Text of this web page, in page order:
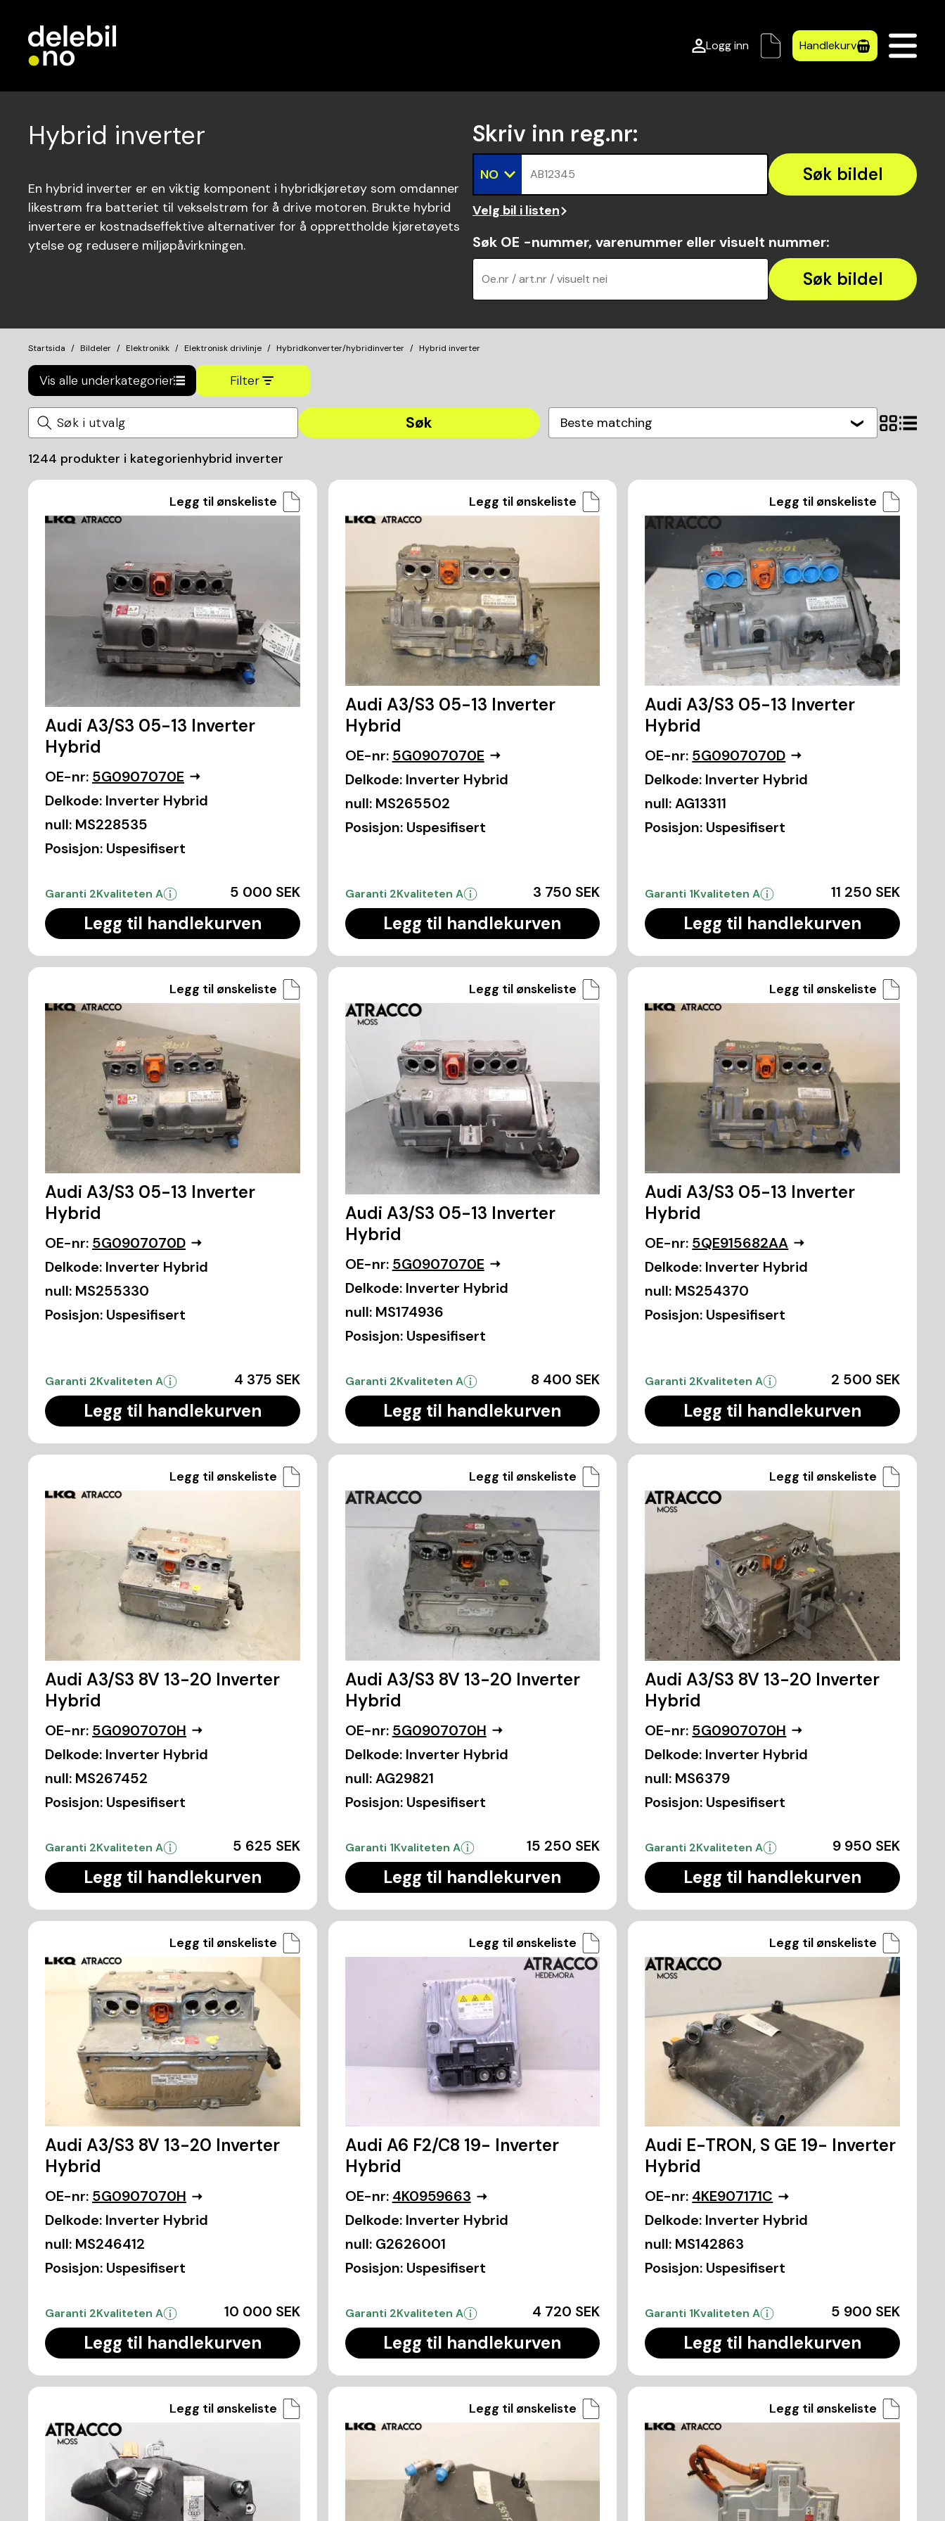
Logg inn Handlekurv
Hybrid inverter
En hybrid inverter er en viktig komponent i hybridkjøretøy som omdanner
likestrøm fra batteriet til vekselstrøm for å drive motoren. Brukte hybrid
invertere er kostnadseffektive alternativer for å opprettholde kjøretøyets
ytelse og redusere miljøpåvirkningen.
Skriv inn reg.nr:
NO AB12345 Søk bildel
Velg bil i listen
Søk OE -nummer, varenummer eller visuelt nummer:
Oe.nr / art.nr / visuelt nei Søk bildel
Startsida Bildeler Elektronikk Elektronisk drivlinje Hybridkonverter/hybridinverter Hybrid inverter
Vis alle underkategorier Filter
Søk Beste matching
1244 produkter i kategorienhybrid inverter
Legg til ønskeliste
Audi A3/S3 05-13 Inverter
Hybrid
OE-nr: 5G0907070E
Delkode: Inverter Hybrid
null: MS228535
Posisjon: Uspesifisert
Garanti 2Kvaliteten A 5 000 SEK
Legg til handlekurven
Legg til ønskeliste
Audi A3/S3 05-13 Inverter
Hybrid
OE-nr: 5G0907070E
Delkode: Inverter Hybrid
null: MS265502
Posisjon: Uspesifisert
Garanti 2Kvaliteten A 3 750 SEK
Legg til handlekurven
Legg til ønskeliste
Audi A3/S3 05-13 Inverter
Hybrid
OE-nr: 5G0907070D
Delkode: Inverter Hybrid
null: AG13311
Posisjon: Uspesifisert
Garanti 1Kvaliteten A 11 250 SEK
Legg til handlekurven
Legg til ønskeliste
Audi A3/S3 05-13 Inverter
Hybrid
OE-nr: 5G0907070D
Delkode: Inverter Hybrid
null: MS255330
Posisjon: Uspesifisert
Garanti 2Kvaliteten A 4 375 SEK
Legg til handlekurven
Legg til ønskeliste
Audi A3/S3 05-13 Inverter
Hybrid
OE-nr: 5G0907070E
Delkode: Inverter Hybrid
null: MS174936
Posisjon: Uspesifisert
Garanti 2Kvaliteten A 8 400 SEK
Legg til handlekurven
Legg til ønskeliste
Audi A3/S3 05-13 Inverter
Hybrid
OE-nr: 5QE915682AA
Delkode: Inverter Hybrid
null: MS254370
Posisjon: Uspesifisert
Garanti 2Kvaliteten A 2 500 SEK
Legg til handlekurven
Legg til ønskeliste
Audi A3/S3 8V 13-20 Inverter
Hybrid
OE-nr: 5G0907070H
Delkode: Inverter Hybrid
null: MS267452
Posisjon: Uspesifisert
Garanti 2Kvaliteten A 5 625 SEK
Legg til handlekurven
Legg til ønskeliste
Audi A3/S3 8V 13-20 Inverter
Hybrid
OE-nr: 5G0907070H
Delkode: Inverter Hybrid
null: AG29821
Posisjon: Uspesifisert
Garanti 1Kvaliteten A 15 250 SEK
Legg til handlekurven
Legg til ønskeliste
Audi A3/S3 8V 13-20 Inverter
Hybrid
OE-nr: 5G0907070H
Delkode: Inverter Hybrid
null: MS6379
Posisjon: Uspesifisert
Garanti 2Kvaliteten A 9 950 SEK
Legg til handlekurven
Legg til ønskeliste
Audi A3/S3 8V 13-20 Inverter
Hybrid
OE-nr: 5G0907070H
Delkode: Inverter Hybrid
null: MS246412
Posisjon: Uspesifisert
Garanti 2Kvaliteten A 10 000 SEK
Legg til handlekurven
Legg til ønskeliste
Audi A6 F2/C8 19- Inverter
Hybrid
OE-nr: 4K0959663
Delkode: Inverter Hybrid
null: G2626001
Posisjon: Uspesifisert
Garanti 2Kvaliteten A 4 720 SEK
Legg til handlekurven
Legg til ønskeliste
Audi E-TRON, S GE 19- Inverter
Hybrid
OE-nr: 4KE907171C
Delkode: Inverter Hybrid
null: MS142863
Posisjon: Uspesifisert
Garanti 1Kvaliteten A 5 900 SEK
Legg til handlekurven
Legg til ønskeliste Legg til ønskeliste Legg til ønskeliste